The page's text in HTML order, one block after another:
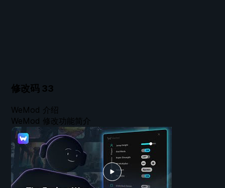
修改码 33
WeMod 介绍
WeMod 修改功能简介